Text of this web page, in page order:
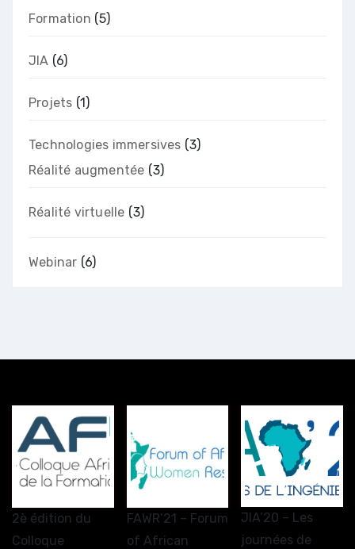
Formation (5)
JIA (6)
Projets (1)
Technologies immersives (3)
Réalité augmentée (3)
Réalité virtuelle (3)
Webinar (6)
2è édition du
Colloque
FAWR’21 – Forum
of African
JIA’20 – Les
journées de